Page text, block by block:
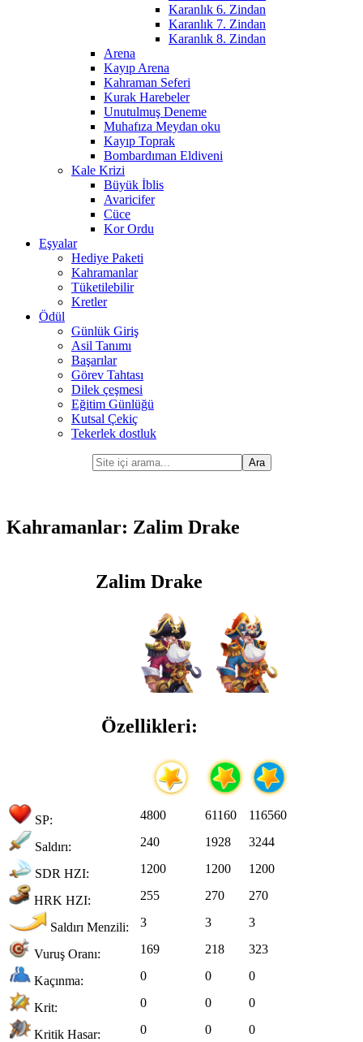
Karanlık 6. Zindan
Karanlık 7. Zindan
Karanlık 8. Zindan
Arena
Kayıp Arena
Kahraman Seferi
Kurak Harebeler
Unutulmuş Deneme
Muhafıza Meydan oku
Kayıp Toprak
Bombardıman Eldiveni
Kale Krizi
Büyük İblis
Avaricifer
Cüce
Kor Ordu
Eşyalar
Hediye Paketi
Kahramanlar
Tüketilebilir
Kretler
Ödül
Günlük Giriş
Asil Tanımı
Başarılar
Görev Tahtası
Dilek çeşmesi
Eğitim Günlüğü
Kutsal Çekiç
Tekerlek dostluk
Kahramanlar: Zalim Drake
Zalim Drake
Özellikleri:
SP: 4800 61160 116560
Saldırı: 240 1928 3244
SDR HZI: 1200 1200 1200
HRK HZI: 255 270 270
Saldırı Menzili: 3 3 3
Vuruş Oranı: 169 218 323
Kaçınma: 0 0 0
Krit: 0 0 0
Kritik Hasar: 0 0 0